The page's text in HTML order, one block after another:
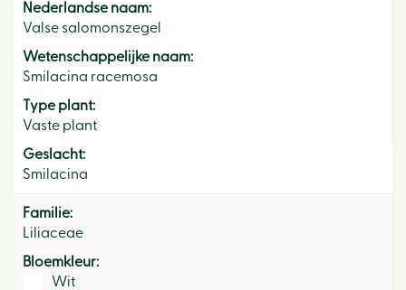
Nederlandse naam:
Valse salomonszegel
Wetenschappelijke naam:
Smilacina racemosa
Type plant:
Vaste plant
Geslacht:
Smilacina
Familie:
Liliaceae
Bloemkleur:
Wit